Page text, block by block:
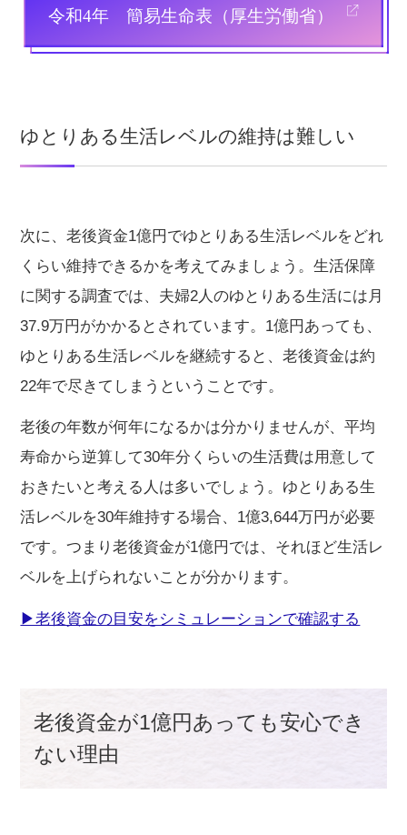
令和4年 簡易生命表（厚生労働省）
ゆとりある生活レベルの維持は難しい
次に、老後資金1億円でゆとりある生活レベルをどれ
くらい維持できるかを考えてみましょう。生活保障
に関する調査では、夫婦2人のゆとりある生活には月
37.9万円がかかるとされています。1億円あっても、
ゆとりある生活レベルを継続すると、老後資金は約
22年で尽きてしまうということです。
老後の年数が何年になるかは分かりませんが、平均
寿命から逆算して30年分くらいの生活費は用意して
おきたいと考える人は多いでしょう。ゆとりある生
活レベルを30年維持する場合、1億3,644万円が必要
です。つまり老後資金が1億円では、それほど生活レ
ベルを上げられないことが分かります。
▶老後資金の目安をシミュレーションで確認する
老後資金が1億円あっても安心でき
ない理由